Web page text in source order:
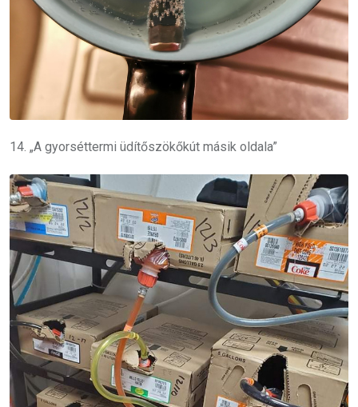
14. „A gyorséttermi üdítőszökőkút másik oldala”